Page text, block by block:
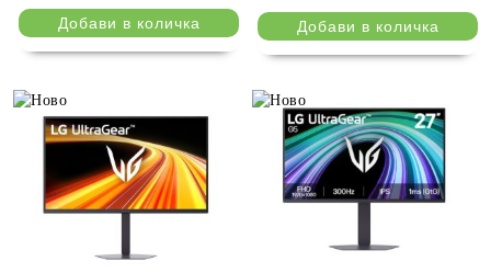
HDR 10, USB Type-C, PD-
65W, HDMI, DisplayPort,
DP, Reader mode, AMD
Height (Range), Black
HDR 10, HDMI,
DisplayPort, DP, Reader
mode, AMD FreeSync, Tilt,